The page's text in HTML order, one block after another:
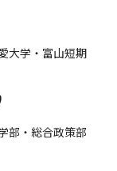
大学・富山短期
部・総合政策部